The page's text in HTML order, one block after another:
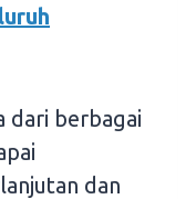
dari berbagai
dan